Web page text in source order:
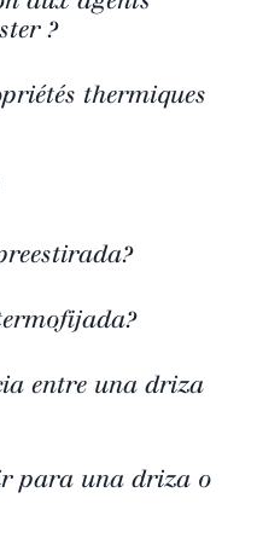
?
thermiques
entre una driza
para una driza o